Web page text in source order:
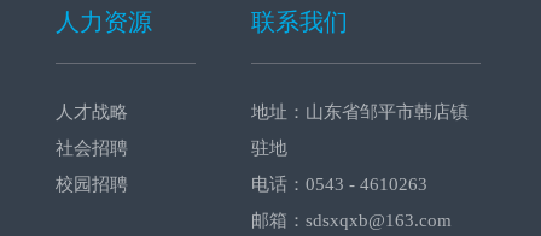
人力资源
人才战略
社会招聘
校园招聘
联系我们
地址：山东省邹平市韩店镇
驻地
电话：0543 - 4610263
邮箱：sdsxqxb@163.com